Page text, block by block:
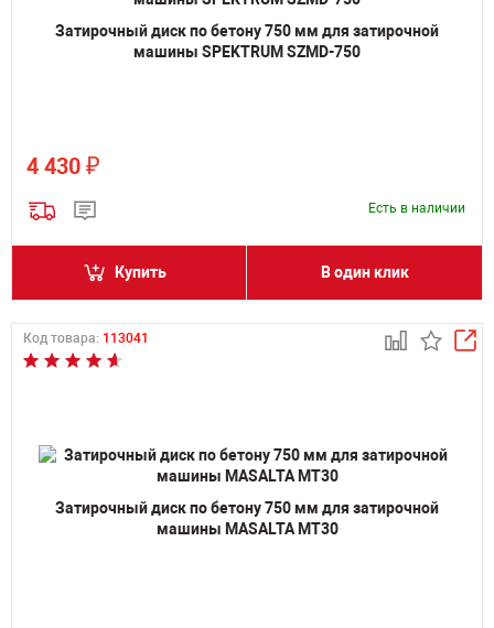
Затирочный диск по бетону 750 мм для затирочной
машины SPEKTRUM SZMD-750
4 430 ₽
Есть в наличии
Купить В один клик
Код товара: 113041
Затирочный диск по бетону 750 мм для затирочной
машины MASALTA MT30